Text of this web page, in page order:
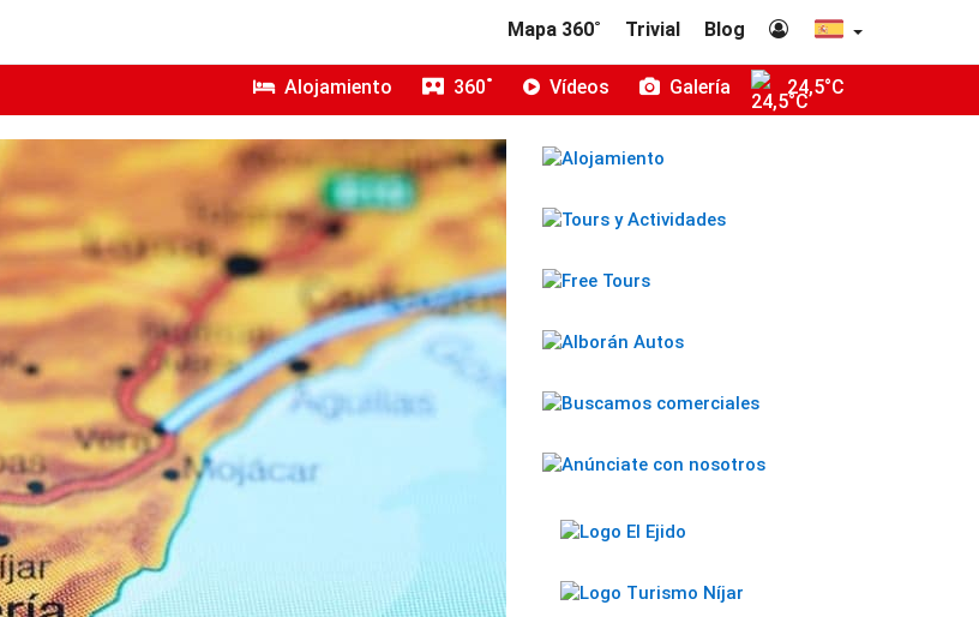
Mapa 360˚ Trivial Blog
Alojamiento 360˚ Vídeos Galería 24,5°C